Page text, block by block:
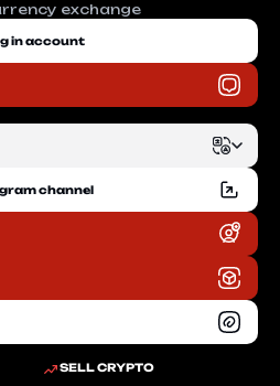
exchange
in account
SELL CRYPTO
channel